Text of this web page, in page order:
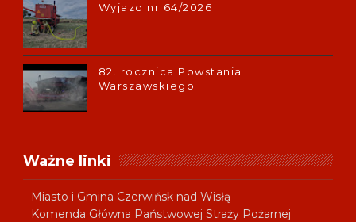
Wyjazd nr 64/2026
82. rocznica Powstania
Warszawskiego
Ważne linki
Miasto i Gmina Czerwińsk nad Wisłą
Komenda Główna Państwowej Straży Pożarnej